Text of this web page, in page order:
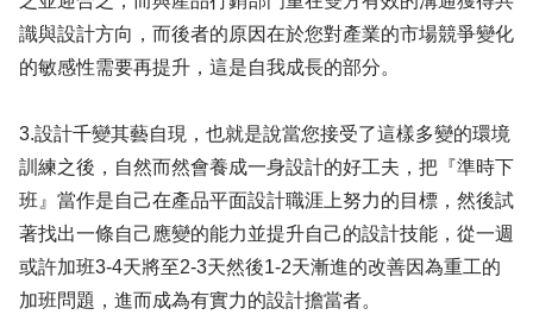
識與設計方向，而後者的原因在於您對產業的市場競爭變化
的敏感性需要再提升，這是自我成長的部分。
3.設計千變其藝自現，也就是說當您接受了這樣多變的環境
訓練之後，自然而然會養成一身設計的好工夫，把『準時下
班』當作是自己在產品平面設計職涯上努力的目標，然後試
著找出一條自己應變的能力並提升自己的設計技能，從一週
或許加班3-4天將至2-3天然後1-2天漸進的改善因為重工的
加班問題，進而成為有實力的設計擔當者。